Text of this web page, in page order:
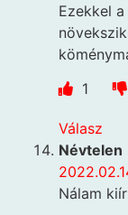
Ezekkel
1
Válasz
Névtelen
Nálam